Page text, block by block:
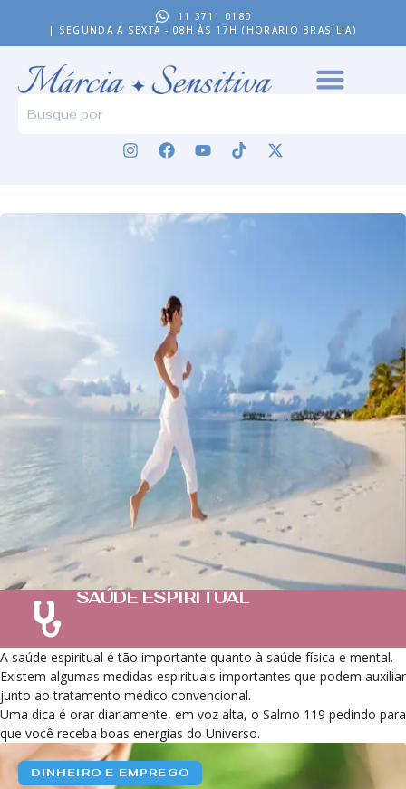
11 3711 0180
| SEGUNDA A SEXTA - 08H ÀS 17H (HORÁRIO BRASÍLIA)
SAÚDE ESPIRITUAL
A saúde espiritual é tão importante quanto à saúde física e mental.
Existem algumas medidas espirituais importantes que podem auxiliar
junto ao tratamento médico convencional.
Uma dica é orar diariamente, em voz alta, o Salmo 119 pedindo para
que você receba boas energias do Universo.
DINHEIRO E EMPREGO